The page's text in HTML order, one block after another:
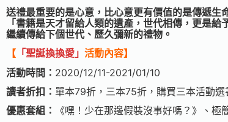
送禮最重要的是心意，比心意更有價值的是傳遞生
「書籍是天才留給人類的遺產，世代相傳，更是
繼續傳給下個世代、歷久彌新的禮物。
【 「聖誕換換愛 」 活動內容】
活動時間： 2020/12/11-2021/01/10
讀者折扣： 單本79折，三本75折，購買三本活動
優惠套組：
《嘿！少在那邊假裝沒事好嗎？》、